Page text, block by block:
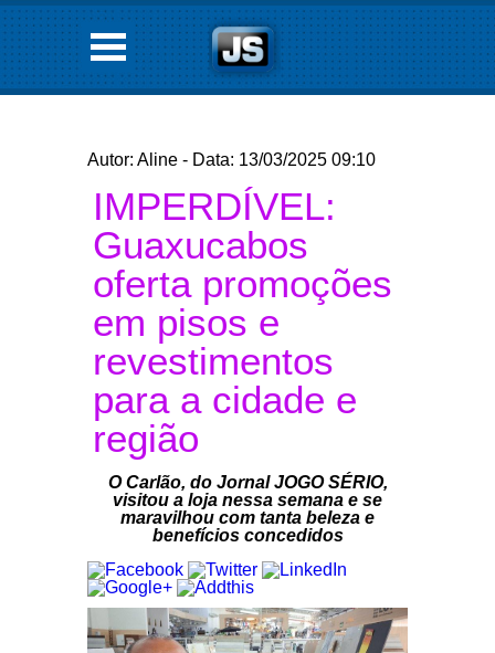
Autor: Aline - Data: 13/03/2025 09:10
IMPERDÍVEL:
Guaxucabos
oferta promoções
em pisos e
revestimentos
para a cidade e
região
O Carlão, do Jornal JOGO SÉRIO,
visitou a loja nessa semana e se
maravilhou com tanta beleza e
benefícios concedidos